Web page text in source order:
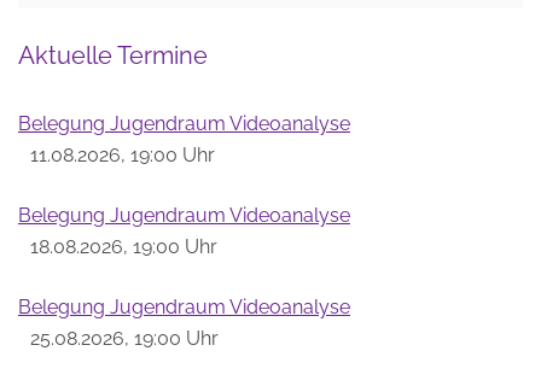
Aktuelle Termine
Belegung Jugendraum Videoanalyse
11.08.2026, 19:00 Uhr
Belegung Jugendraum Videoanalyse
18.08.2026, 19:00 Uhr
Belegung Jugendraum Videoanalyse
25.08.2026, 19:00 Uhr